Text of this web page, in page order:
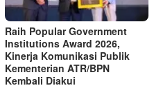
Raih Popular Government
Institutions Award 2026,
Kinerja Komunikasi Publik
Kementerian ATR/BPN
Kembali Diakui